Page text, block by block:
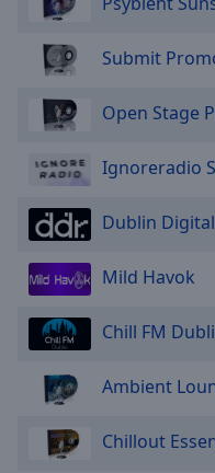
Modal
Dialog
dialog
window.
Submit
Open Stage
Ignoreradio
Dublin
Mild Havok
Chill FM
Ambient
Chillout